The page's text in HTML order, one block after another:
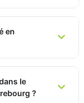
en
le
?